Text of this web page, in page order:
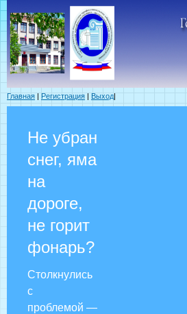
Главная | Регистрация | Выход|
Не убран
снег, яма
на
дороге,
не горит
фонарь?
Столкнулись
с
проблемой —